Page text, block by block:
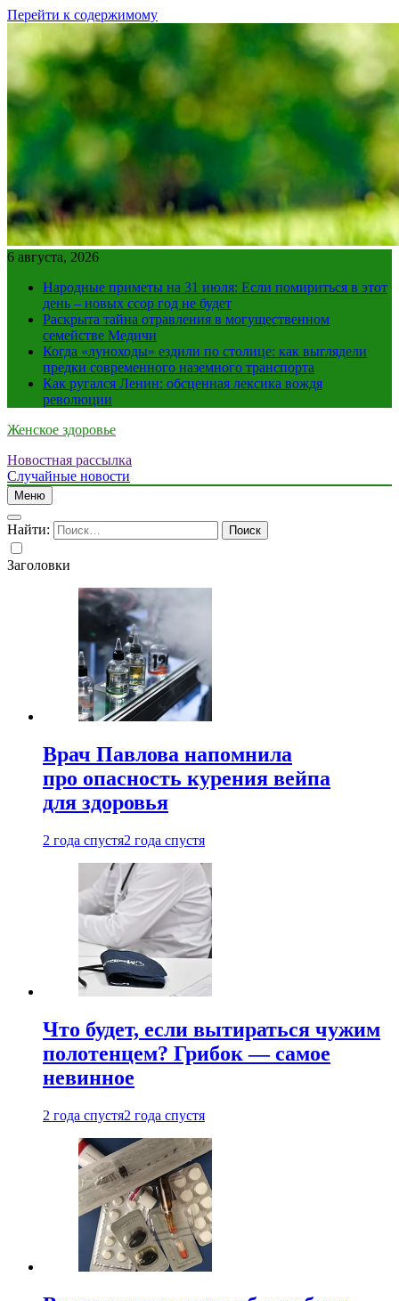
Перейти к содержимому
6 августа, 2026
Народные приметы на 31 июля: Если помириться в этот
день – новых ссор год не будет
Раскрыта тайна отравления в могущественном
семействе Медичи
Когда «луноходы» ездили по столице: как выглядели
предки современного наземного транспорта
Как ругался Ленин: обсценная лексика вождя
революции
Женское здоровье
Новостная рассылка
Случайные новости
Меню
Найти:
Заголовки
Врач Павлова напомнила
про опасность курения вейпа
для здоровья
2 года спустя2 года спустя
Что будет, если вытираться чужим
полотенцем? Грибок — самое
невинное
2 года спустя2 года спустя